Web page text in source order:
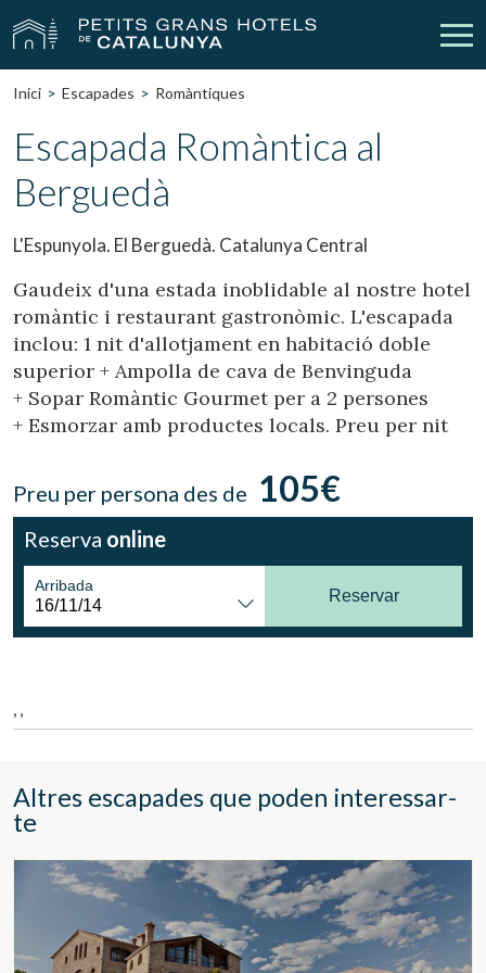
Els Nostres Hotels Escapades
Casaments
Xecs Regal Descobreix Catalunya
Contacte La meva reserva
vpn_key Inicia sessió person Crear compte
Ubicació/nom de l'hotel
EN
Inici Escapades Romàntiques
Escapada Romàntica al
Berguedà
L'Espunyola. El Berguedà. Catalunya Central
Gaudeix d'una estada inoblidable al nostre hotel
romàntic i restaurant gastronòmic. L'escapada
inclou: 1 nit d'allotjament en habitació doble
superior + Ampolla de cava de Benvinguda
+ Sopar Romàntic Gourmet per a 2 persones
+ Esmorzar amb productes locals. Preu per nit
Preu per persona des de 105€
Reserva online
Arribada
Reservar
, ,
Altres escapades que poden interessar-
te